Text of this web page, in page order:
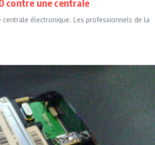
contre une centrale
centrale électronique. Les professionnels de la